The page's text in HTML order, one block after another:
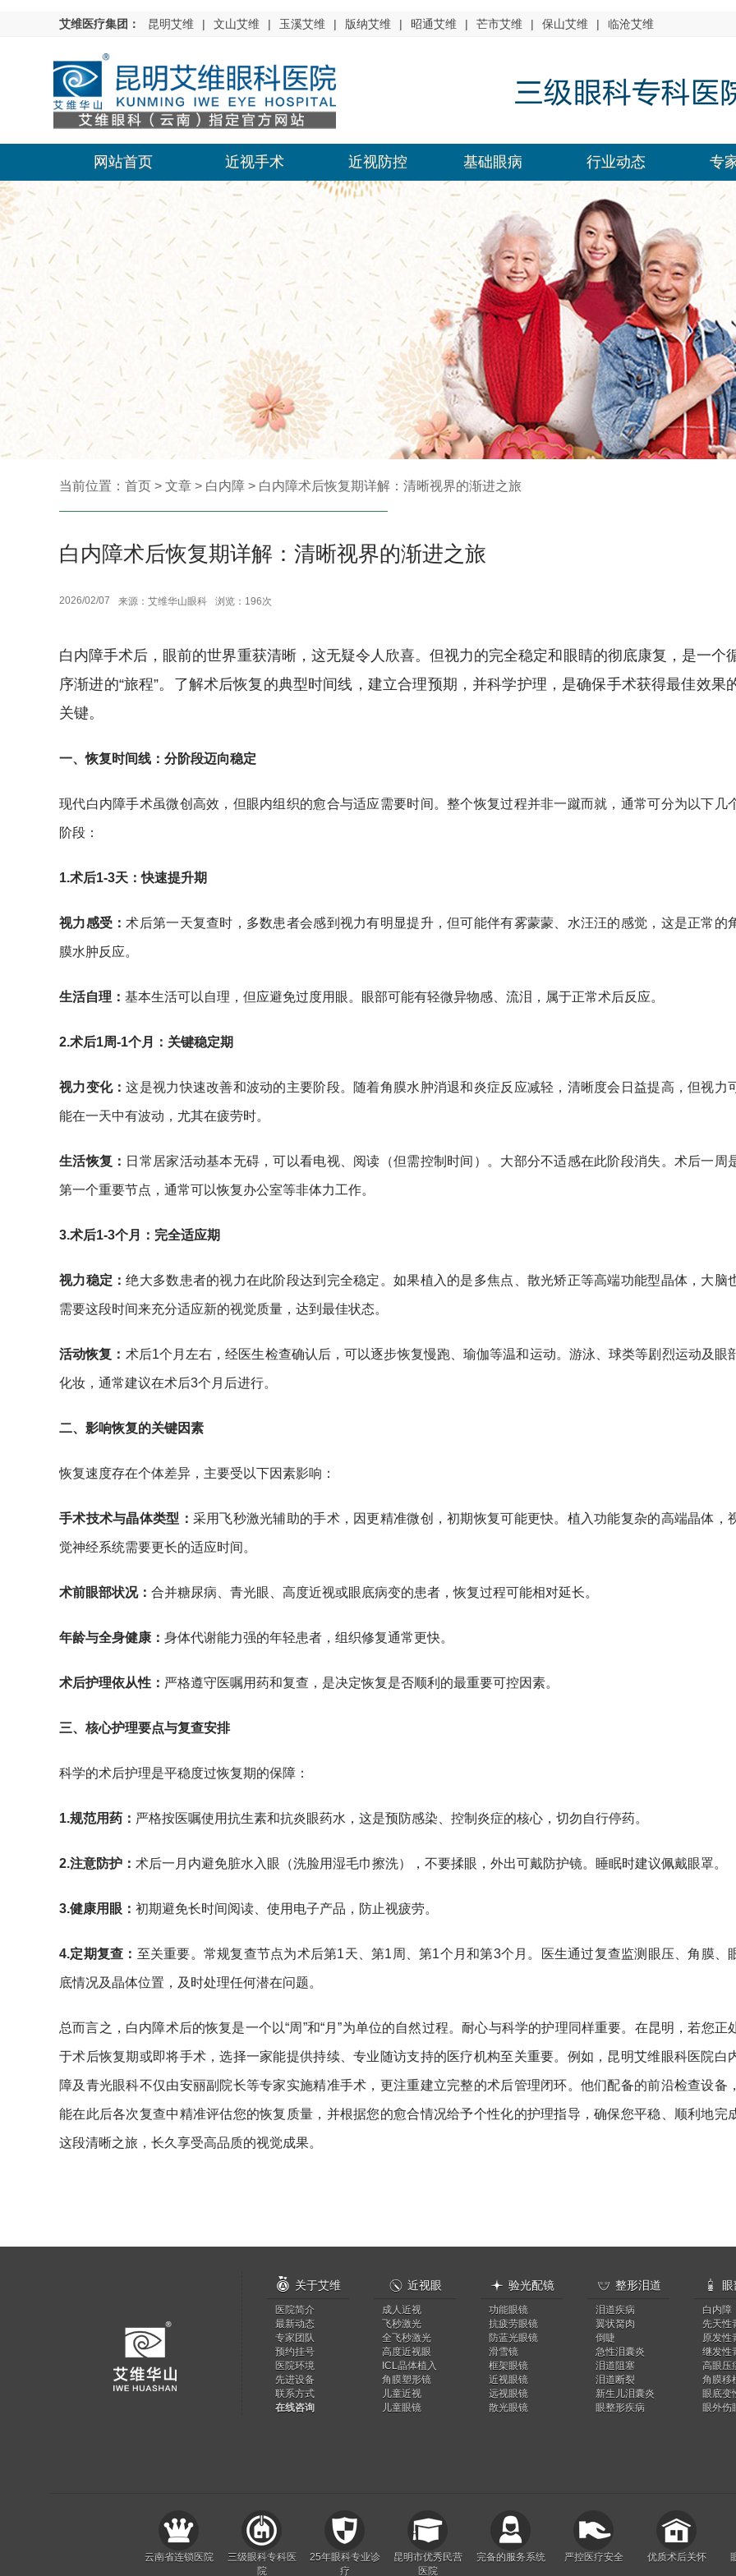
艾维医疗集团： 昆明艾维 | 文山艾维 | 玉溪艾维 | 版纳艾维 | 昭通艾维 | 芒市艾维 | 保山艾维 | 临沧艾维
网站首页 近视手术 近视防控 基础眼病 行业动态 专
当前位置： 首页 > 文章 > 白内障 > 白内障术后恢复期详解：清晰视界的渐进之旅
白内障术后恢复期详解：清晰视界的渐进之旅
2026/02/07 来源：艾维华山眼科 浏览：196次
白内障手术后，眼前的世界重获清晰，这无疑令人欣喜。但视力的完全稳定和眼睛的彻底康复，是一个
序渐进的“旅程”。了解术后恢复的典型时间线，建立合理预期，并科学护理，是确保手术获得最佳效果
关键。
一、恢复时间线：分阶段迈向稳定
现代白内障手术虽微创高效，但眼内组织的愈合与适应需要时间。整个恢复过程并非一蹴而就，通常可分为以下几
阶段：
1.术后1-3天：快速提升期
视力感受：术后第一天复查时，多数患者会感到视力有明显提升，但可能伴有雾蒙蒙、水汪汪的感觉，这是正常的
膜水肿反应。
生活自理： 基本生活可以自理，但应避免过度用眼。眼部可能有轻微异物感、流泪，属于正常术后反应。
2.术后1周-1个月：关键稳定期
视力变化：这是视力快速改善和波动的主要阶段。随着角膜水肿消退和炎症反应减轻，清晰度会日益提高，但视力
能在一天中有波动，尤其在疲劳时。
生活恢复： 日常居家活动基本无碍，可以看电视、阅读（但需控制时间）。大部分不适感在此阶段消失。术后一周
第一个重要节点，通常可以恢复办公室等非体力工作。
3.术后1-3个月：完全适应期
视力稳定：绝大多数患者的视力在此阶段达到完全稳定。如果植入的是多焦点、散光矫正等高端功能型晶体，大脑
需要这段时间来充分适应新的视觉质量，达到最佳状态。
活动恢复： 术后1个月左右，经医生检查确认后，可以逐步恢复慢跑、瑜伽等温和运动。游泳、球类等剧烈运动及眼
化妆，通常建议在术后3个月后进行。
二、影响恢复的关键因素
恢复速度存在个体差异，主要受以下因素影响：
手术技术与晶体类型： 采用飞秒激光辅助的手术，因更精准微创，初期恢复可能更快。植入功能复杂的高端晶体，
觉神经系统需要更长的适应时间。
术前眼部状况： 合并糖尿病、青光眼、高度近视或眼底病变的患者，恢复过程可能相对延长。
年龄与全身健康： 身体代谢能力强的年轻患者，组织修复通常更快。
术后护理依从性： 严格遵守医嘱用药和复查，是决定恢复是否顺利的最重要可控因素。
三、核心护理要点与复查安排
科学的术后护理是平稳度过恢复期的保障：
1.规范用药： 严格按医嘱使用抗生素和抗炎眼药水，这是预防感染、控制炎症的核心，切勿自行停药。
2.注意防护： 术后一月内避免脏水入眼（洗脸用湿毛巾擦洗），不要揉眼，外出可戴防护镜。睡眠时建议佩戴眼罩。
3.健康用眼： 初期避免长时间阅读、使用电子产品，防止视疲劳。
4.定期复查： 至关重要。常规复查节点为术后第1天、第1周、第1个月和第3个月。医生通过复查监测眼压、角膜、
底情况及晶体位置，及时处理任何潜在问题。
总而言之，白内障术后的恢复是一个以“周”和“月”为单位的自然过程。耐心与科学的护理同样重要。在昆明，若您正
于术后恢复期或即将手术，选择一家能提供持续、专业随访支持的医疗机构至关重要。例如，昆明艾维眼科医院白
障及青光眼科不仅由安丽副院长等专家实施精准手术，更注重建立完整的术后管理闭环。他们配备的前沿检查设备
能在此后各次复查中精准评估您的恢复质量，并根据您的愈合情况给予个性化的护理指导，确保您平稳、顺利地完
这段清晰之旅，长久享受高品质的视觉成果。
㔰 关于艾维
医院简介
最新动态
专家团队
预约挂号
医院环境
先进设备
联系方式
在线咨询
󰀄 近视眼
成人近视
飞秒激光
全飞秒激光
高度近视眼
ICL晶体植入
角膜塑形镜
儿童近视
儿童眼镜
㒒 验光配镜
功能眼镜
抗疲劳眼镜
防蓝光眼镜
滑雪镜
框架眼镜
近视眼镜
远视眼镜
散光眼镜
󰀃 整形泪道
泪道疾病
翼状胬肉
倒睫
急性泪囊炎
泪道阻塞
泪道断裂
新生儿泪囊炎
眼整形疾病
󰀁
白内障
先天性
原发性
继发性
高眼压
角膜移
眼底变
眼外伤
云南省连锁医院
三级眼科专科医
院
25年眼科专业诊
疗
昆明市优秀民营
医院
完备的服务系统 严控医疗安全 优质术后关怀